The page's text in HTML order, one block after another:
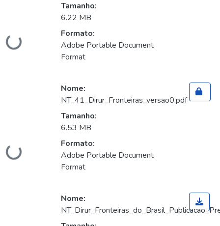
Carregando...
Tamanho:
6.22 MB
Formato:
Adobe Portable Document
Format
Carregando...
Nome:
NT_41_Dirur_Fronteiras_versao0.pdf
Tamanho:
6.53 MB
Formato:
Adobe Portable Document
Format
Nome: